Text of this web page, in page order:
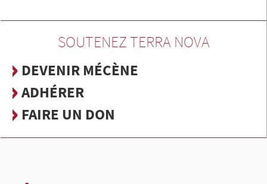
SOUTENEZ TERRA NOVA
DEVENIR MÉCÈNE
ADHÉRER
FAIRE UN DON